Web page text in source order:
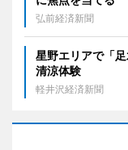
弘前経済新聞
星野エリアで「
清涼体験
軽井沢経済新聞